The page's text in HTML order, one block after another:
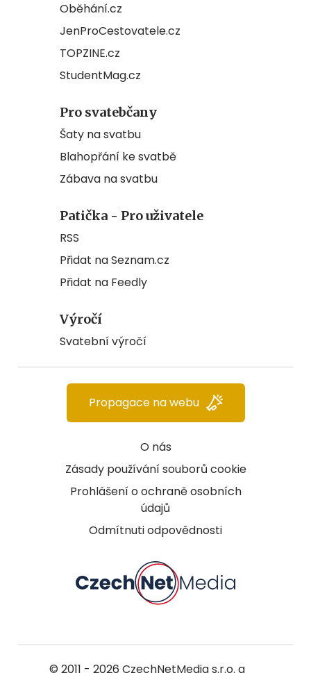
Oběhání.cz
JenProCestovatele.cz
TOPZINE.cz
StudentMag.cz
Pro svatebčany
Šaty na svatbu
Blahopřání ke svatbě
Zábava na svatbu
Patička - Pro uživatele
RSS
Přidat na Seznam.cz
Přidat na Feedly
Výročí
Svatební výročí
O nás
Zásady používání souborů cookie
Prohlášení o ochraně osobních
údajů
Odmítnuti odpovědnosti
Propagace na webu
© 2011 - 2026 CzechNetMedia s.r.o. a